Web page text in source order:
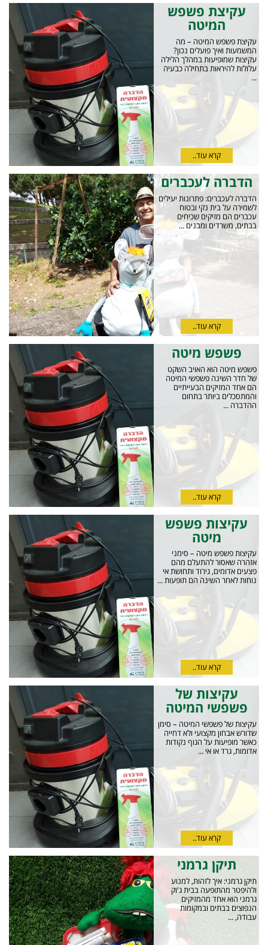
עקיצת פשפש
המיטה
עקיצת פשפש המיטה – מה
המשמעות ואיך פועלים נכון?
עקיצות שמופיעות במהלך הלילה
עלולות להיראות בתחילה כבעיה
...
קרא עוד..
הדברה לעכברים
הדברה לעכברים: פתרונות יעילים
לשמירה על בית נקי ובטוח
עכברים הם מזיקים שכיחים
בבתים, משרדים ומבנים ...
קרא עוד..
פשפש מיטה
פשפש מיטה הוא האויב השקט
של חדר השינה פשפשי המיטה
הם אחד המזיקים הבעייתיים
והמתסכלים ביותר בתחום
ההדברה ...
קרא עוד..
עקיצות פשפש
מיטה
עקיצות פשפש מיטה – סימני
אזהרה שאסור להתעלם מהם
פצעים אדומים, גירוד ותחושת אי
נוחות לאחר השינה הם תופעות ...
קרא עוד..
עקיצות של
פשפשי המיטה
עקיצות של פשפשי המיטה – סימן
שדורש אבחון מקצועי ולא דחייה
כאשר מופיעות על הגוף נקודות
אדומות, גרד או אי ...
קרא עוד..
תיקן גרמני
תיקן גרמני: איך לזהות, למנוע
ולהיפטר מהתופעה בבית ג'וק
גרמני הוא אחד מהמזיקים
הנפוצים בבתים ובמקומות
עבודה, ...